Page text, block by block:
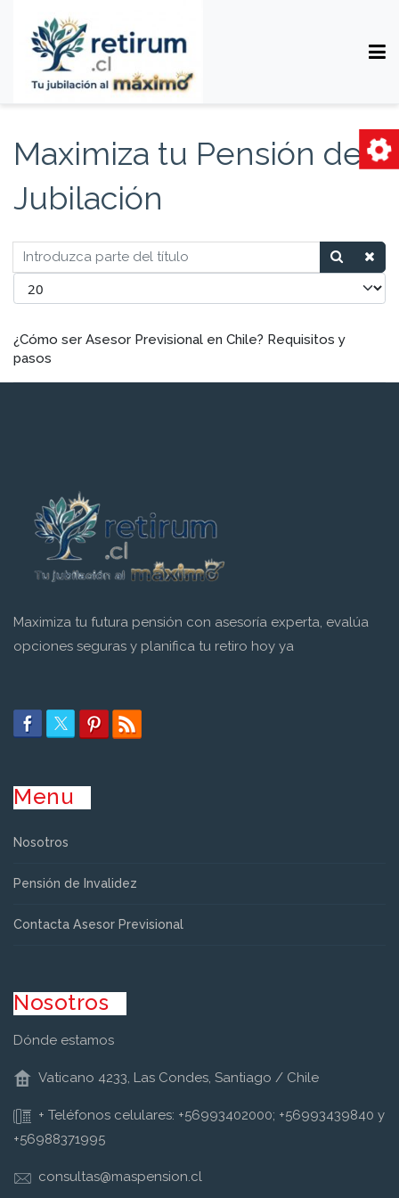
Maximiza tu Pensión de
Jubilación
Introduzca parte del título
Cantidad
¿Cómo ser Asesor Previsional en Chile? Requisitos y
pasos
Maximiza tu futura pensión con asesoría experta, evalúa
opciones seguras y planifica tu retiro hoy ya
Menu
Nosotros
Pensión de Invalidez
Contacta Asesor Previsional
Nosotros
Dónde estamos
Vaticano 4233, Las Condes, Santiago / Chile
+ Teléfonos celulares: +56993402000; +56993439840 y
+56988371995
consultas@maspension.cl